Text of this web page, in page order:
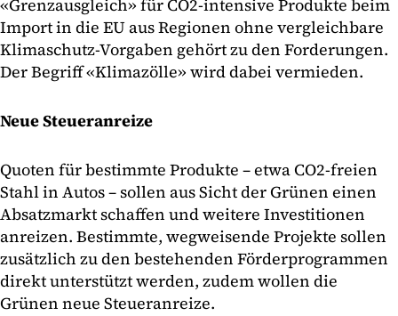
«Grenzausgleich» für CO2-intensive Produkte beim
Import in die EU aus Regionen ohne vergleichbare
Klimaschutz-Vorgaben gehört zu den Forderungen.
Der Begriff «Klimazölle» wird dabei vermieden.
Neue Steueranreize
Quoten für bestimmte Produkte – etwa CO2-freien
Stahl in Autos – sollen aus Sicht der Grünen einen
Absatzmarkt schaffen und weitere Investitionen
anreizen. Bestimmte, wegweisende Projekte sollen
zusätzlich zu den bestehenden Förderprogrammen
direkt unterstützt werden, zudem wollen die
Grünen neue Steueranreize.